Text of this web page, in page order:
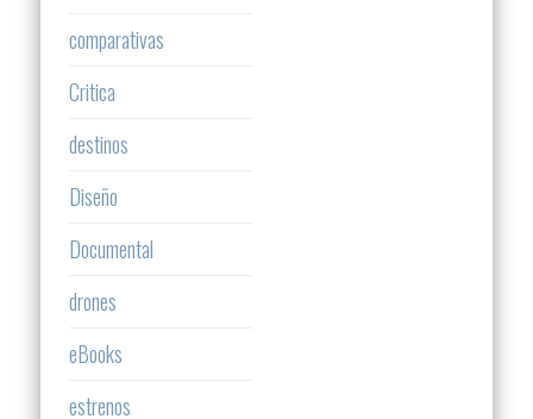
comparativas
Critica
destinos
Diseño
Documental
drones
eBooks
estrenos